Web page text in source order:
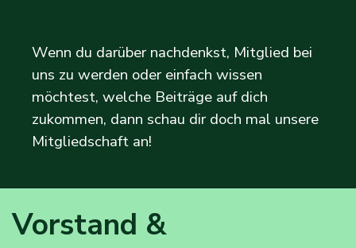
Wenn du darüber nachdenkst, Mitglied bei
uns zu werden oder einfach wissen
möchtest, welche Beiträge auf dich
zukommen, dann schau dir doch mal unsere
Mitgliedschaft an!
Vorstand &